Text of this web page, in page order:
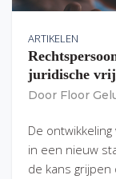
ARTIKELEN
juridische
Door Floor
De
in een nieuw
de kans grijpen